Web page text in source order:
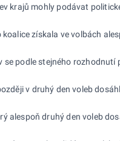
krajů mohly podávat
získala ve volbách
podle stejného rozhodnutí
v druhý den voleb
alespoň druhý den voleb